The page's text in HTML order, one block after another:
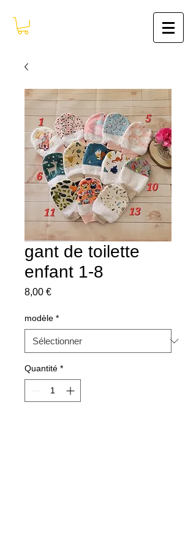
gant de toilette
enfant 1-8
8,00 €Prix
modèle *
Quantité *